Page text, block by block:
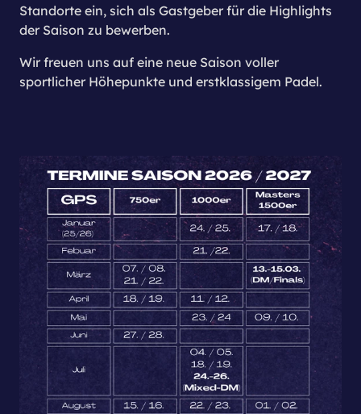
Standorte ein, sich als Gastgeber für die Highlights
der Saison zu bewerben.
Wir freuen uns auf eine neue Saison voller
sportlicher Höhepunkte und erstklassigem Padel.